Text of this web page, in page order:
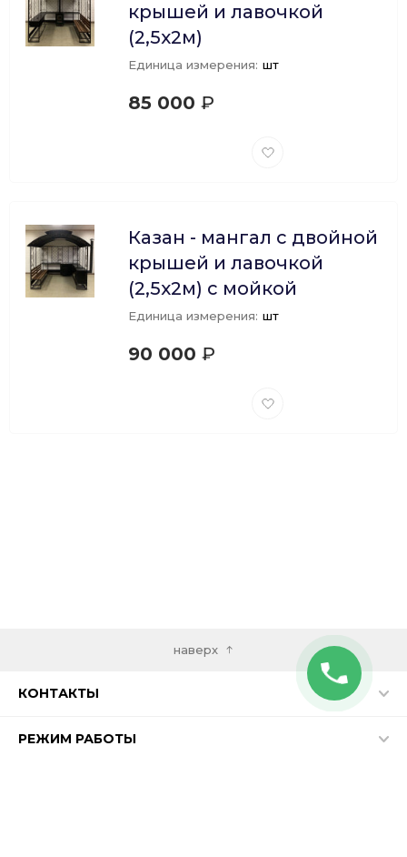
крышей и лавочкой
(2,5х2м)
Единица измерения: шт
85 000 ₽
Добавить
Казан - мангал с двойной
крышей и лавочкой
(2,5х2м) с мойкой
Единица измерения: шт
90 000 ₽
Добавить
наверх
КОНТАКТЫ
РЕЖИМ РАБОТЫ